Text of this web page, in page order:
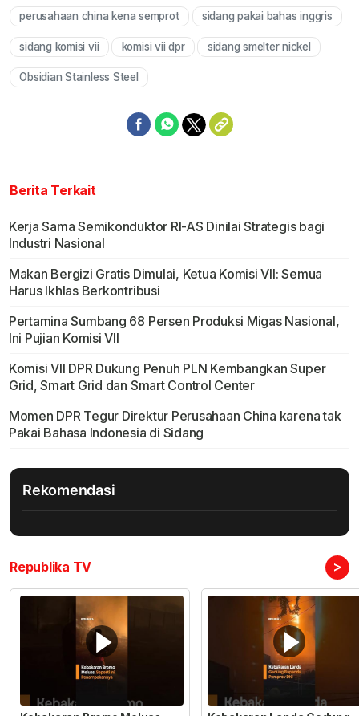
Mute
perusahaan china kena semprot sidang pakai bahas inggris
sidang komisi vii komisi vii dpr sidang smelter nickel
Obsidian Stainless Steel
Berita Terkait
Kerja Sama Semikonduktor RI-AS Dinilai Strategis bagi
Industri Nasional
Makan Bergizi Gratis Dimulai, Ketua Komisi VII: Semua
Harus Ikhlas Berkontribusi
Pertamina Sumbang 68 Persen Produksi Migas Nasional,
Ini Pujian Komisi VII
Komisi VII DPR Dukung Penuh PLN Kembangkan Super
Grid, Smart Grid dan Smart Control Center
Momen DPR Tegur Direktur Perusahaan China karena tak
Pakai Bahasa Indonesia di Sidang
Rekomendasi
Republika TV >